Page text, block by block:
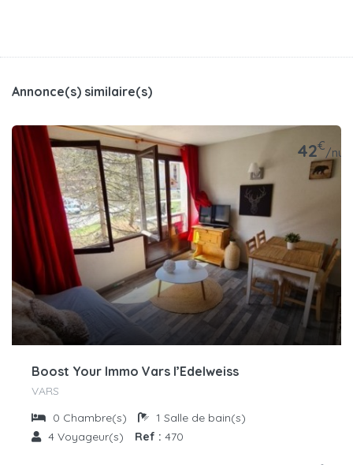
Annonce(s) similaire(s)
42€/nuit
Boost Your Immo Vars l’Edelweiss
VARS
0 Chambre(s) 1 Salle de bain(s)
4 Voyageur(s) Ref : 470